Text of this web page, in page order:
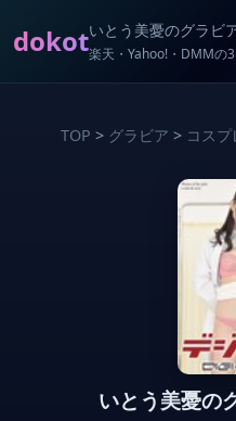
dokotいとう美憂のグラビ
楽天・Yahoo!・DMMの
TOP > グラビア > コスプ
いとう美憂の